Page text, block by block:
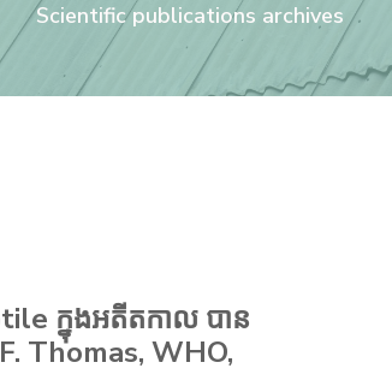
Scientific publications archives
ក្នុងអតីតកាល បាន
Thomas, WHO,